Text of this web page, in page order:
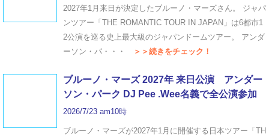
2027年1月来日が決定したブルーノ・マーズさん。 ジャパ
ンツアー「THE ROMANTIC TOUR IN JAPAN」は6都市1
2公演を巡る史上最大級のジャパンドームツアー。 アンダ
ーソン・パ・・・
＞＞続きをチェック！
ブルーノ・マーズ 2027年 来日公演 アンダー
ソン・パーク DJ Pee .Wee名義で全公演参加
2026/7/23 am10時
ブルーノ・マーズが2027年1月に開催する日本ツアー「TH